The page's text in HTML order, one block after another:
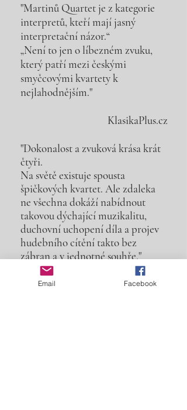
"Martinů Quartet je z kategorie
interpretů, kteří mají jasný
interpretační názor.“
„Není to jen o líbezném zvuku,
který patří mezi českými
smyčcovými kvartety k
nejlahodnějším."
KlasikaPlus.cz
"Dokonalost a zvuková krása krát
čtyři.
Na světě existuje spousta
špičkových kvartet. Ale zdaleka
ne všechna dokáží nabídnout
takovou dýchající muzikalitu,
duchovní uchopení díla a projev
hudebního cítění takto bez
zábran a v jednotné souhře."
Festival EUROPAISCHE
WOCHEN
Email Facebook